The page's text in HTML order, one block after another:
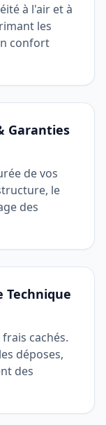
à l'air et à
les
confort
Garanties
de vos
le
des
Technique
cachés.
déposes,
des